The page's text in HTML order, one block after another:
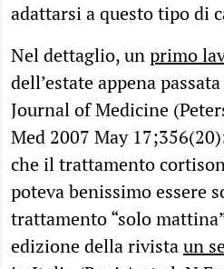
adattarsi a questo tipo di
Nel dettaglio, unprimo
dell’estate appena
Journal of Medicine
Med 2007 May
che il trattamento
poteva benissimo essere
trattamento “solo
edizione della rivistaun